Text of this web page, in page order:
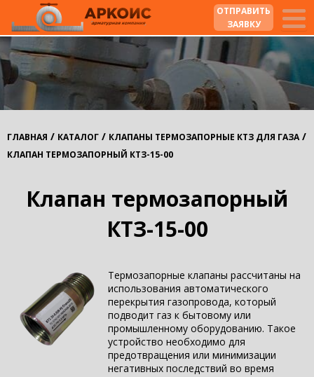
ОТПРАВИТЬ
ЗАЯВКУ
ГЛАВНАЯ / КАТАЛОГ / КЛАПАНЫ ТЕРМОЗАПОРНЫЕ КТЗ ДЛЯ ГАЗА/
КЛАПАН ТЕРМОЗАПОРНЫЙ КТЗ-15-00
Клапан термозапорный
КТЗ-15-00
Термозапорные клапаны рассчитаны на
использования автоматического
перекрытия газопровода, который
подводит газ к бытовому или
промышленному оборудованию. Такое
устройство необходимо для
предотвращения или минимизации
негативных последствий во время